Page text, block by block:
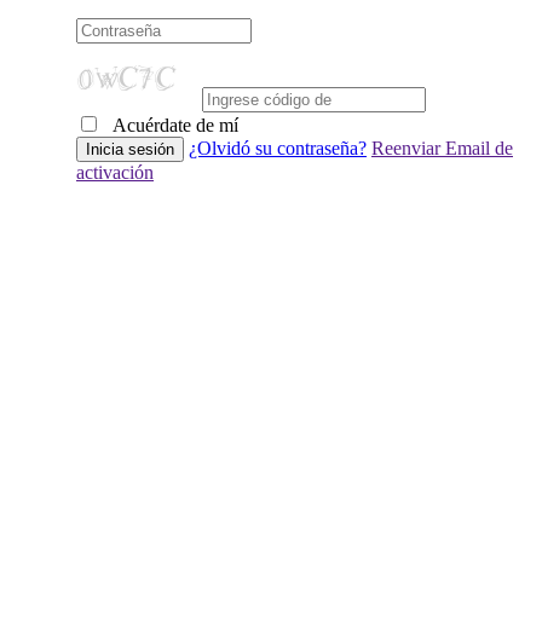
Acuérdate de mí
¿Olvidó su contraseña? Reenviar Email de
activación